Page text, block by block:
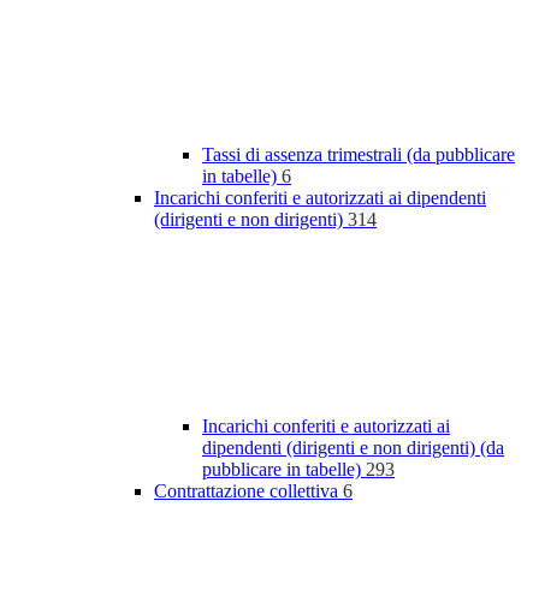
Tassi di assenza trimestrali (da pubblicare
in tabelle) 6
Incarichi conferiti e autorizzati ai dipendenti
(dirigenti e non dirigenti) 314
Incarichi conferiti e autorizzati ai
dipendenti (dirigenti e non dirigenti) (da
pubblicare in tabelle) 293
Contrattazione collettiva 6